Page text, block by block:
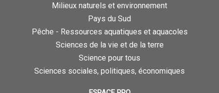
Milieux naturels et environnement
Pays du Sud
Pêche - Ressources aquatiques et aquacoles
Sciences de la vie et de la terre
Science pour tous
Sciences sociales, politiques, économiques